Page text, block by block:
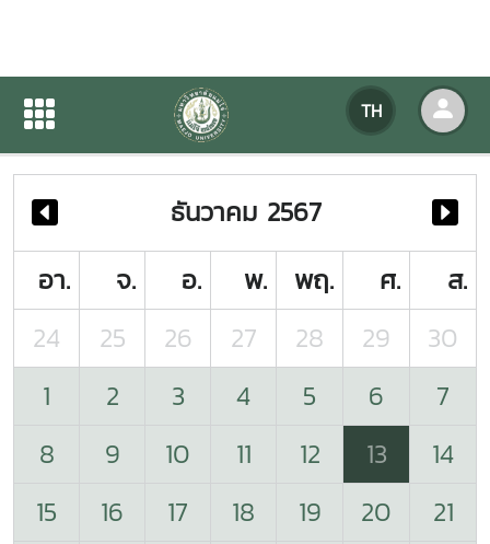
TH
ปฏิทินกิจกรรมของหน่วยงาน
ปฏิทินกิจกรรมของหน่วยงาน
ธันวาคม 2567
อา.
จ. อ. พ. พฤ. ศ.
ส.
24
25 26 27 28 29
30
1
2 3 4 5 6
7
8
9 10 11 12 13
14
15
16 17 18 19 20
21